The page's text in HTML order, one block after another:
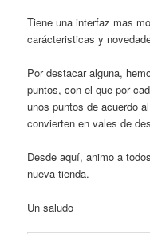
Tiene una interfaz mas
carácteristicas y
Por destacar alguna,
puntos, con el que por
unos puntos de acuerdo
convierten en vales de
Desde aquí, animo a
nueva tienda.
Un saludo